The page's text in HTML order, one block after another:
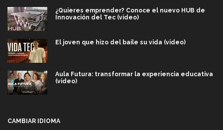
¿Quieres emprender? Conoce el nuevo HUB de
Innovación del Tec (video)
El joven que hizo del baile su vida (video)
Aula Futura: transformar la experiencia educativa
(video)
CAMBIAR IDIOMA